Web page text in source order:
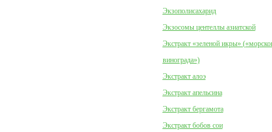
Экзополисахарид
Экзосомы центеллы азиатской
Экстракт «зеленой икры»
винограда»)
Экстракт алоэ
Экстракт апельсина
Экстракт бергамота
Экстракт бобов сои